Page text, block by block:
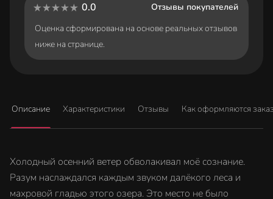
0.0
Отзывы покупателей
Оценка сформирована на основе реальных отзывов
ниже на странице.
Описание Характеристики Отзывы Как оформляются
Холодный осенний ветер обволакивал моё сознание.
Разум наслаждался каждым звуком далёкого леса и
махровой гладью этого озера. Это место не было